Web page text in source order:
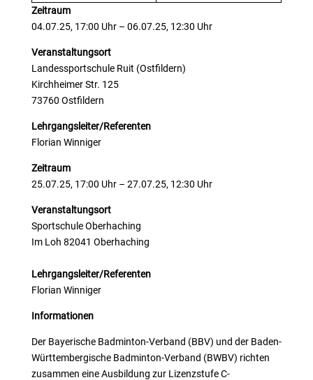
Zeitraum
04.07.25, 17:00 Uhr – 06.07.25, 12:30 Uhr
Veranstaltungsort
Landessportschule Ruit (Ostfildern)
Kirchheimer Str. 125
73760 Ostfildern
Lehrgangsleiter/Referenten
Florian Winniger
Zeitraum
25.07.25, 17:00 Uhr – 27.07.25, 12:30 Uhr
Veranstaltungsort
Sportschule Oberhaching
Im Loh 82041 Oberhaching
Lehrgangsleiter/Referenten
Florian Winniger
Informationen
Der Bayerische Badminton-Verband (BBV) und der Baden-
Württembergische Badminton-Verband (BWBV) richten
zusammen eine Ausbildung zur Lizenzstufe C-